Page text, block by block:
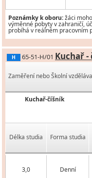
Poznámky k oboru:žáci
výměnné pobyty v zahraničí,
probíhá v reálném pracovním
H 65-51-H/01 Kuchař -
Zaměření nebo Školní
Kuchař-číšník
Délka studia Forma studia
3,0 Denní